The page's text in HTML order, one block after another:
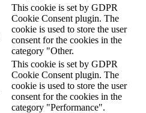
This cookie is set by GDPR
Cookie Consent plugin. The
cookie is used to store the user
consent for the cookies in the
category "Other.
This cookie is set by GDPR
Cookie Consent plugin. The
cookie is used to store the user
consent for the cookies in the
category "Performance".